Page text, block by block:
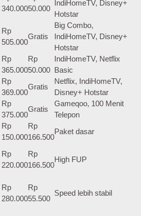
340.00050.000
IndiHomeTV, Disney+
Hotstar
Rp
505.000
Gratis
Big Combo,
IndiHomeTV, Disney+
Hotstar
Rp
365.000
Rp
50.000
IndiHomeTV, Netflix
Basic
Rp
369.000
Gratis
Netflix, IndiHomeTV,
Disney+ Hotstar
Rp
375.000
Gratis
Gameqoo, 100 Menit
Telepon
Rp
150.000
Rp
166.500
Paket dasar
Rp
220.000
Rp
166.500
High FUP
Rp
280.000
Rp
55.500
Speed lebih stabil